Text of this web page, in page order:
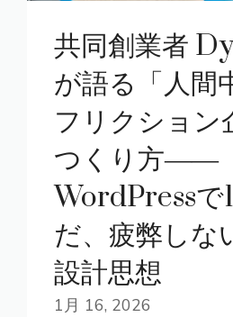
共同創業者
が語る「人間
フリクション
つくり方――
WordPressで
だ、疲弊しな
設計思想
1月 16, 2026